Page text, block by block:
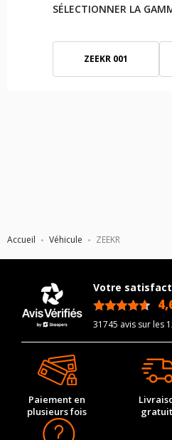
Accueil Véhicule ZEEKR
SÉLECTIONNER LA
ZEEKR 001
Votre
31745 avis sur les
Paiement en
plusieurs fois